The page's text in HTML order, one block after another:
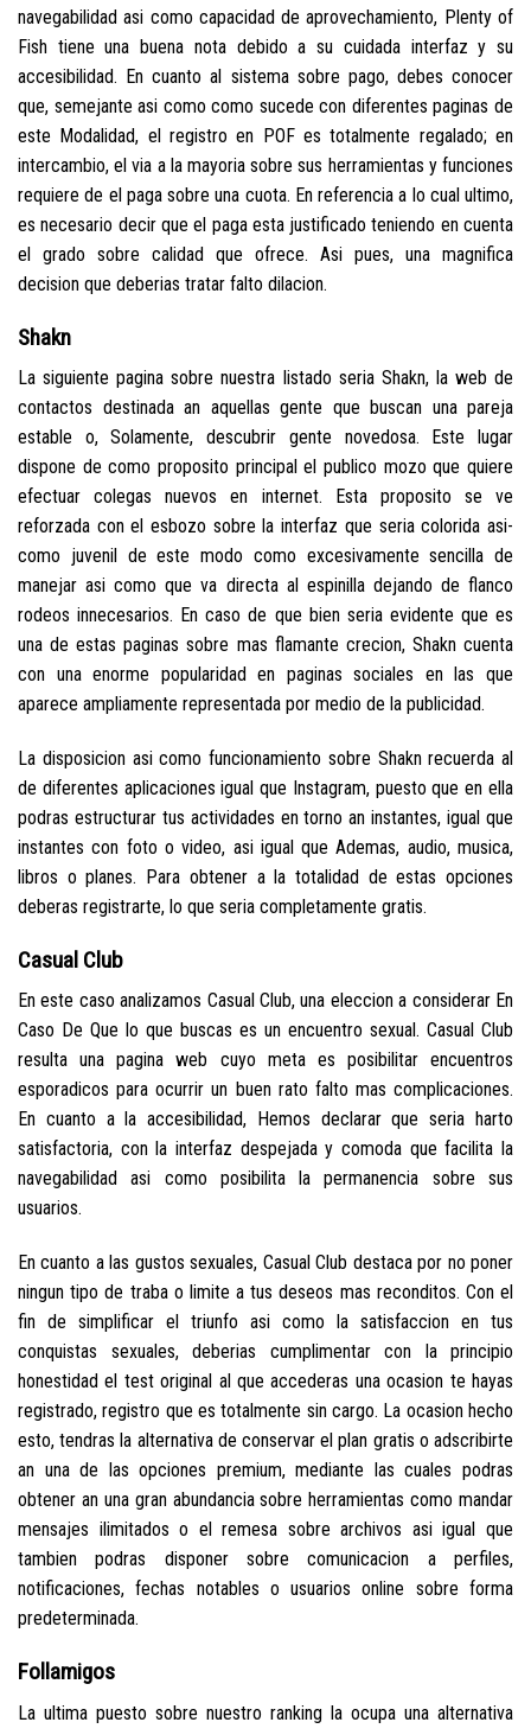
navegabilidad asi­ como capacidad de aprovechamiento, Plenty of
Fish tiene una buena nota debido a su cuidada interfaz y su
accesibilidad. En cuanto al sistema sobre pago, debes conocer
que, semejante asi­ como como sucede con diferentes paginas de
este Modalidad, el registro en POF es totalmente regalado; en
intercambio, el via a la mayoria sobre sus herramientas y funciones
requiere de el paga sobre una cuota. En referencia a lo cual ultimo,
es necesario decir que el paga esta justificado teniendo en cuenta
el grado sobre calidad que ofrece. Asi pues, una magnifica
decision que deberias tratar falto dilacion.
Shakn
La siguiente pagina sobre nuestra listado seri­a Shakn, la web de
contactos destinada an aquellas gente que buscan una pareja
estable o, Solamente, descubrir gente novedosa. Este lugar
dispone de como proposito principal el publico mozo que quiere
efectuar colegas nuevos en internet. Esta proposito se ve
reforzada con el esbozo sobre la interfaz que seri­a colorida asi­
como juvenil de este modo como excesivamente sencilla de
manejar asi­ como que va directa al espinilla dejando de flanco
rodeos innecesarios. En caso de que bien seri­a evidente que es
una de estas paginas sobre mas flamante crecion, Shakn cuenta
con una enorme popularidad en paginas sociales en las que
aparece ampliamente representada por medio de la publicidad.
La disposicion asi­ como funcionamiento sobre Shakn recuerda al
de diferentes aplicaciones igual que Instagram, puesto que en ella
podras estructurar tus actividades en torno an instantes, igual que
instantes con foto o video, asi igual que Ademas, audio, musica,
libros o planes. Para obtener a la totalidad de estas opciones
deberas registrarte, lo que seri­a completamente gratis.
Casual Club
En este caso analizamos Casual Club, una eleccion a considerar En
Caso De Que lo que buscas es un encuentro sexual. Casual Club
resulta una pagina web cuyo meta es posibilitar encuentros
esporadicos para ocurrir un buen rato falto mas complicaciones.
En cuanto a la accesibilidad, Hemos declarar que seri­a harto
satisfactoria, con la interfaz despejada y comoda que facilita la
navegabilidad asi­ como posibilita la permanencia sobre sus
usuarios.
En cuanto a las gustos sexuales, Casual Club destaca por no poner
ningun tipo de traba o limite a tus deseos mas reconditos. Con el
fin de simplificar el triunfo asi­ como la satisfaccion en tus
conquistas sexuales, deberias cumplimentar con la principio
honestidad el test original al que accederas una ocasion te hayas
registrado, registro que es totalmente sin cargo. La ocasion hecho
esto, tendras la alternativa de conservar el plan gratis o adscribirte
an una de las opciones premium, mediante las cuales podras
obtener an una gran abundancia sobre herramientas como mandar
mensajes ilimitados o el remesa sobre archivos asi igual que
tambien podras disponer sobre comunicacion a perfiles,
notificaciones, fechas notables o usuarios online sobre forma
predeterminada.
Follamigos
La ultima puesto sobre nuestro ranking la ocupa una alternativa